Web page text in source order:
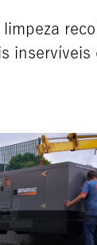
inservíveis